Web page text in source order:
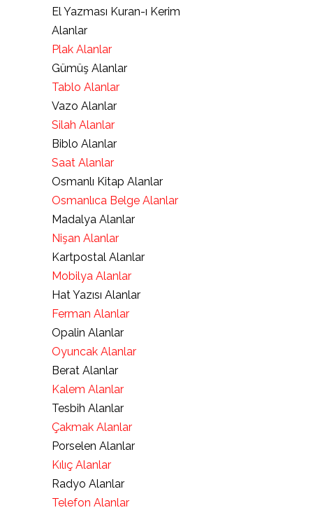
El Yazması Kuran-ı Kerim
Alanlar
Plak Alanlar
Gümüş Alanlar
Tablo Alanlar
Vazo Alanlar
Silah Alanlar
Biblo Alanlar
Saat Alanlar
Osmanlı Kitap Alanlar
Osmanlıca Belge Alanlar
Madalya Alanlar
Nişan Alanlar
Kartpostal Alanlar
Mobilya Alanlar
Hat Yazısı Alanlar
Ferman Alanlar
Opalin Alanlar
Oyuncak Alanlar
Berat Alanlar
Kalem Alanlar
Tesbih Alanlar
Çakmak Alanlar
Porselen Alanlar
Kılıç Alanlar
Radyo Alanlar
Telefon Alanlar